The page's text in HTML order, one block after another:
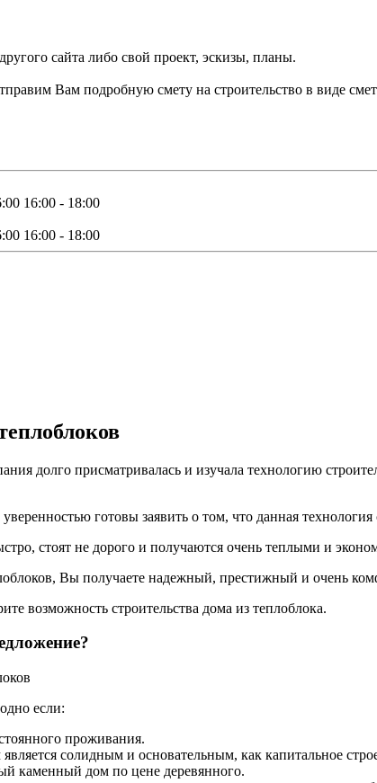
сайта либо свой проект, эскизы, планы.
Вам подробную смету на строительство в виде
16:00 - 18:00
16:00 - 18:00
долго присматривалась и изучала технологию
готовы заявить о том, что данная
стоят не дорого и получаются очень теплыми и
Вы получаете надежный, престижный и очень
возможность строительства дома из теплоблока.
если:
проживания.
солидным и основательным, как капитальное
каменный дом по цене деревянного.